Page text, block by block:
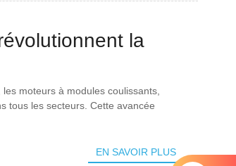
la
moteurs à modules coulissants,
tous les secteurs. Cette avancée
EN SAVOIR PLUS